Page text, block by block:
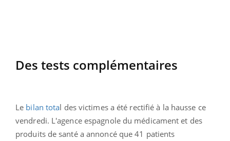
Des tests complémentaires
Le bilan total des victimes a été rectifié à la hausse ce
vendredi. L'agence espagnole du médicament et des
produits de santé a annoncé que 41 patients